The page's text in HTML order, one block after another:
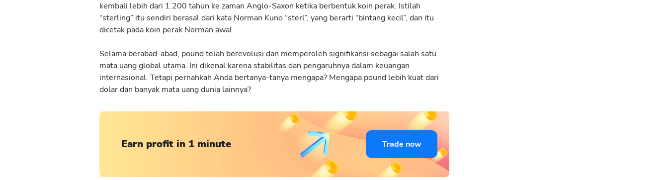
kembali lebih dari 1.200 tahun ke zaman Anglo-Saxon ketika berbentuk koin perak. Istilah
“sterling” itu sendiri berasal dari kata Norman Kuno “sterl”, yang berarti “bintang kecil”, dan itu
dicetak pada koin perak Norman awal.
Selama berabad-abad, pound telah berevolusi dan memperoleh signifikansi sebagai salah satu
mata uang global utama. Ini dikenal karena stabilitas dan pengaruhnya dalam keuangan
internasional. Tetapi pernahkah Anda bertanya-tanya mengapa? Mengapa pound lebih kuat dari
dolar dan banyak mata uang dunia lainnya?
Earn profit in 1 minute Trade now